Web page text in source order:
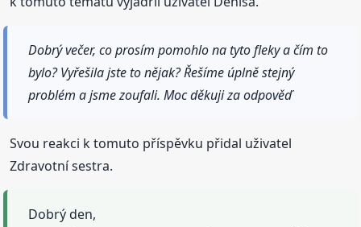
Dobrý večer, co prosím pomohlo na tyto fleky a čím to
bylo? Vyřešila jste to nějak? Řešíme úplně stejný
problém a jsme zoufali. Moc děkuji za odpověď
Svou reakci k tomuto příspěvku přidal uživatel
Zdravotní sestra.
Dobrý den,